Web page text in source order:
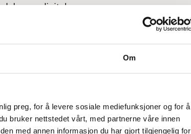
Om
preg, for å levere sosiale mediefunksjoner og for å
bruker nettstedet vårt, med partnerne våre innen
med annen informasjon du har gjort tilgjengelig for
og digital
nye,
og
seg
våre tjenester